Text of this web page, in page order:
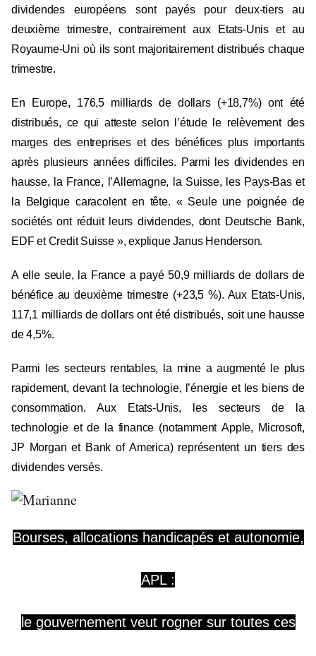
dividendes européens sont payés pour deux-tiers au
deuxième trimestre, contrairement aux Etats-Unis et au
Royaume-Uni où ils sont majoritairement distribués chaque
trimestre.
En Europe, 176,5 milliards de dollars (+18,7%) ont été
distribués, ce qui atteste selon l’étude le relèvement des
marges des entreprises et des bénéfices plus importants
après plusieurs années difficiles. Parmi les dividendesen
hausse, la France, l’Allemagne, la Suisse, les Pays-Bas et
la Belgique caracolent en tête. « Seule une poignée de
sociétés ont réduit leurs dividendes, dont Deutsche Bank,
EDF et Credit Suisse », explique Janus Henderson.
A elle seule, la France a payé 50,9 milliards de dollars de
bénéfice au deuxième trimestre (+23,5 %). Aux Etats-Unis,
117,1 milliards de dollars ont été distribués, soit une hausse
de 4,5%.
Parmi les secteurs rentables, la mine a augmenté le plus
rapidement, devant la technologie, l’énergie et les biens de
consommation. Aux Etats-Unis, les secteurs de la
technologie et de la finance (notammentApple, Microsoft,
JP Morgan et Bank of America) représentent un tiers des
dividendes versés.
Bourses, allocations handicapés et autonomie,
APL :
le gouvernement veut rogner sur toutes ces